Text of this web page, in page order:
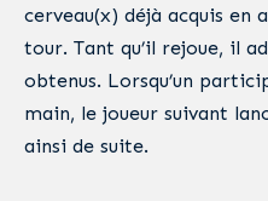
cerveau(x) déjà acquis en
tour. Tant qu’il rejoue, il
obtenus. Lorsqu’un
main, le joueur suivant
ainsi de suite.